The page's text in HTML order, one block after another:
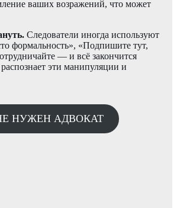
ваших возражений, что может
Следователи иногда используют
формальность», «Подпишите тут,
— и всё закончится
эти манипуляции и
НУЖЕН АДВОКАТ